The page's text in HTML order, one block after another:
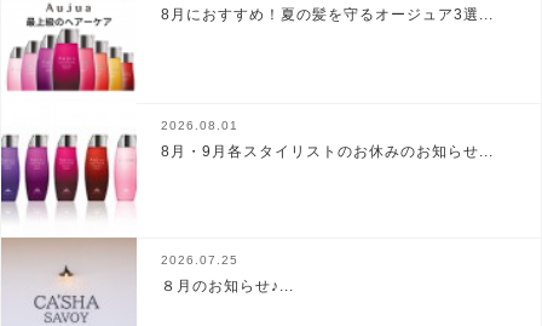
8月におすすめ！夏の髪を守るオージュア3選...
2026.08.01
8月・9月各スタイリストのお休みのお知らせ...
2026.07.25
８月のお知らせ♪...